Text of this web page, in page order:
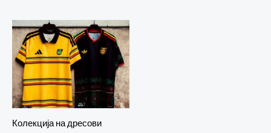
Колекција на дресови